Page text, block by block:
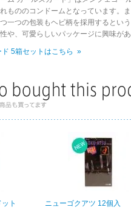
もののコンドームとなっています。
一つの包装もヘビ柄を採用するとい
や、可愛らしいパッケージに興味が
ド 5箱セットはこちら »
ト ニューゴクアツ 12個入